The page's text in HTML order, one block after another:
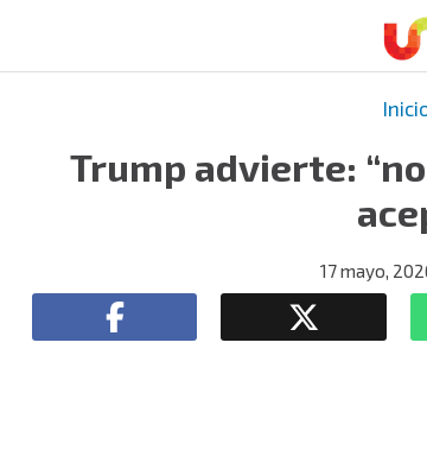
Trump advierte:
17 mayo,